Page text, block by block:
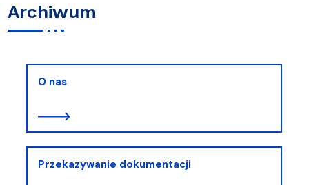
Archiwum
O nas
Przekazywanie dokumentacji